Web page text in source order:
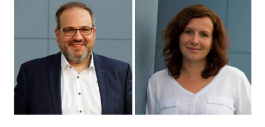
eines
Mitglieds